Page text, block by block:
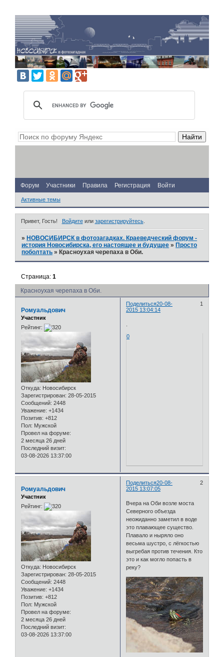
Форум Участники Правила Регистрация Войти
Активные темы
Привет, Гость! Войдитеили зарегистрируйтесь.
» НОВОСИБИРСК в фотозагадках. Краеведческий форум -
история Новосибирска, его настоящее и будущее » Просто
поболтать » Красноухая черепаха в Оби.
Красноухая черепаха в Оби.
Страница:1
Поделиться 1
20-08-
2015 13:04:14
Ромуальдович
Участник
Рейтинг:
Откуда: Новосибирск
Зарегистрирован: 28-05-2015
Сообщений: 2448
Уважение: +1434
Позитив: +812
Пол: Мужской
Провел на форуме:
2 месяца 26 дней
Последний визит:
03-08-2026 13:37:00
0
Поделиться 2
20-08-
2015 13:07:05
Ромуальдович
Участник
Рейтинг:
Откуда: Новосибирск
Зарегистрирован: 28-05-2015
Сообщений: 2448
Уважение: +1434
Позитив: +812
Пол: Мужской
Провел на форуме:
2 месяца 26 дней
Последний визит:
03-08-2026 13:37:00
Вчера на Оби возле моста
Северного объезда
неожиданно заметил в воде
это плавающее существо.
Плавало и ныряло оно
весьма шустро, с лёгкостью
выгребая против течения. Кто
это и как могло попасть в
реку?